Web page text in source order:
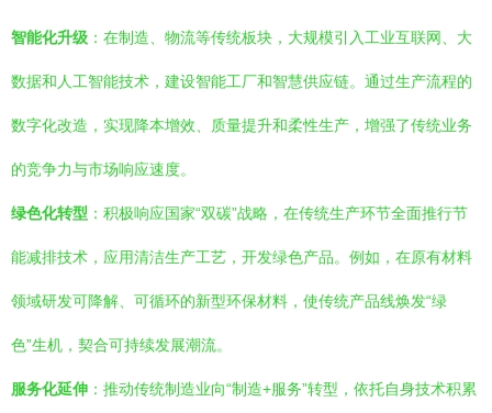
智能化升级 ：在制造、物流等传统板块，大规模引入工业互联网、大
数据和人工智能技术，建设智能工厂和智慧供应链。通过生产流程的
数字化改造，实现降本增效、质量提升和柔性生产，增强了传统业务
的竞争力与市场响应速度。
绿色化转型 ：积极响应国家“双碳”战略，在传统生产环节全面推行节
能减排技术，应用清洁生产工艺，开发绿色产品。例如，在原有材料
领域研发可降解、可循环的新型环保材料，使传统产品线焕发“绿
色”生机，契合可持续发展潮流。
服务化延伸 ：推动传统制造业向“制造+服务”转型，依托自身技术积累